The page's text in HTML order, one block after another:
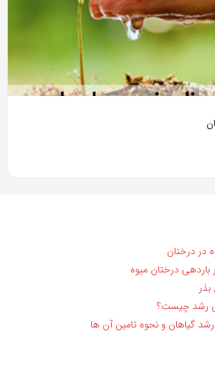
در درختان
باردهی درختان میوه
رشد چیست؟
گیاهان و نحوه تامین آن ها